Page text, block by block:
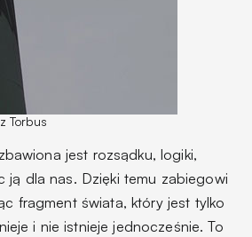
Torbus
jest rozsądku, logiki,
dla nas. Dzięki temu zabiegowi
fragment świata, który jest tylko
i nie istnieje jednocześnie. To